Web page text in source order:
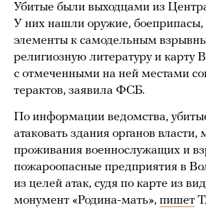
Убитые были выходцами из
У них нашли оружие,
элементы к самодельным
религиозную литературу и карту
с отмеченными на ней местами
терактов, заявила ФСБ.
По информации ведомства,
атаковать здания органов власти,
проживания военнослужащих и
пожароопасные предприятия в
из целей атак, судя по карте из
монумент «Родина-мать», пишет